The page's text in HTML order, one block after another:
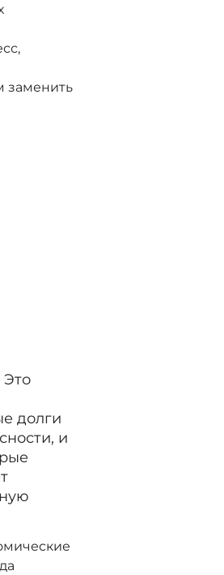
заменить
Это
долги
и